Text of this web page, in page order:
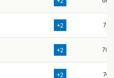
+2 71
+2 70
+2 74